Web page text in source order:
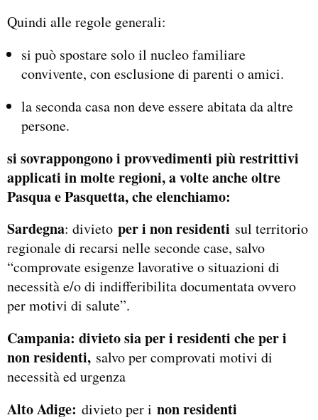
Quindi alle regole generali:
si può spostare solo il nucleo familiare
convivente, con esclusione di parenti o amici.
la seconda casa non deve essere abitata da altre
persone.
si sovrappongono i provvedimenti più restrittivi
applicati in molte regioni, a volte anche oltre
Pasqua e Pasquetta, che elenchiamo:
Sardegna: divieto per i non residenti sul territorio
regionale di recarsi nelle seconde case, salvo
“comprovate esigenze lavorative o situazioni di
necessità e/o di indifferibilita documentata ovvero
per motivi di salute”.
Campania: divieto sia per i residenti che per i
non residenti, salvo per comprovati motivi di
necessità ed urgenza
Alto Adige: divieto per i non residenti